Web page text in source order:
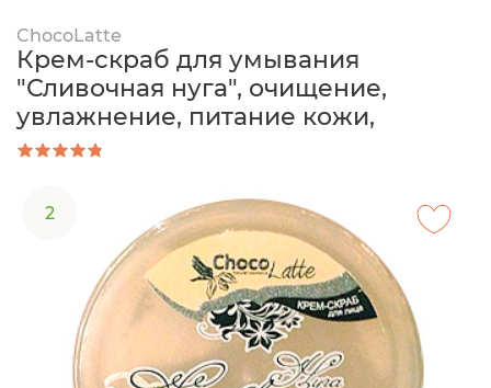
ChocoLatte
Крем-скраб для умывания
"Сливочная нуга", очищение,
увлажнение, питание кожи,
2